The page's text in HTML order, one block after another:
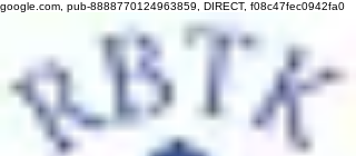
google.com, pub-8888770124963859, DIRECT, f08c47fec0942fa0